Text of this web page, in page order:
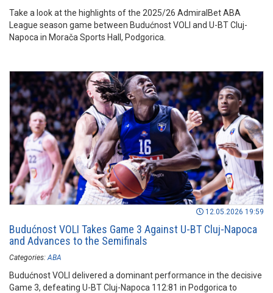
Take a look at the highlights of the 2025/26 AdmiralBet ABA
League season game between Budućnost VOLI and U-BT Cluj-
Napoca in Morača Sports Hall, Podgorica.
12.05.2026 19:59
Budućnost VOLI Takes Game 3 Against U-BT Cluj-Napoca
and Advances to the Semifinals
Categories: ABA
Budućnost VOLI delivered a dominant performance in the decisive
Game 3, defeating U-BT Cluj-Napoca 112:81 in Podgorica to